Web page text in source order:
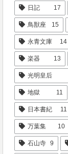
日記 17
鳥獣座 15
永青文庫 14
楽器 13
光明皇后
地獄 11
日本書紀 11
万葉集 10
石山寺 9